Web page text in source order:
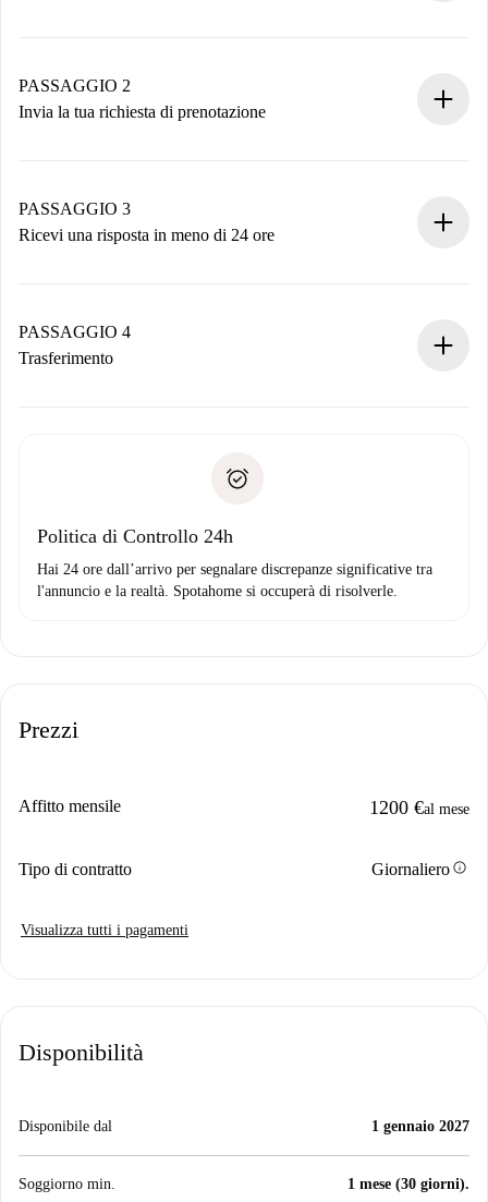
Hai tutte le informazioni necessarie in anticipo.
PASSAGGIO 2
Invia la tua richiesta di prenotazione
non accetta.
PASSAGGIO 3
Ricevi una risposta in meno di 24 ore
contatto con il proprietario.
Se rifiutata: non ti addebiteremo nulla e ti proporremo
Domiciliazione del pagamento
PASSAGGIO 4
Trasferimento
solo se non segnali problemi.
Politica di Controllo 24h
Hai 24 ore dall’arrivo per segnalare discrepanze significative tra
l'annuncio e la realtà. Spotahome si occuperà di risolverle.
Prezzi
Affitto mensile 1200 €al mese
Tipo di contratto Giornalieroinfo
Visualizza tutti i pagamenti
Disponibilità
Disponibile dal 1 gennaio 2027
Soggiorno min. 1 mese (30 giorni).